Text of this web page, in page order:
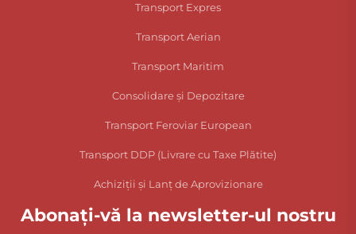
Transport Expres
Transport Aerian
Transport Maritim
Consolidare și Depozitare
Transport Feroviar European
Transport DDP (Livrare cu Taxe Plătite)
Achiziții și Lanț de Aprovizionare
Abonați-vă la newsletter-ul nostru